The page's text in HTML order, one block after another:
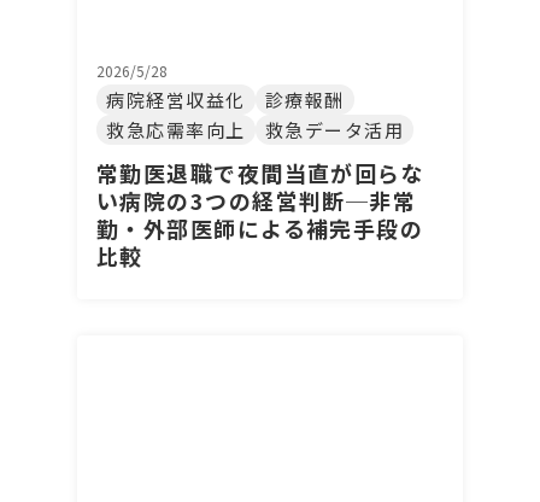
2026/5/28
病院経営収益化
診療報酬
救急応需率向上
救急データ活用
常勤医退職で夜間当直が回らな
い病院の3つの経営判断─非常
勤・外部医師による補完手段の
比較